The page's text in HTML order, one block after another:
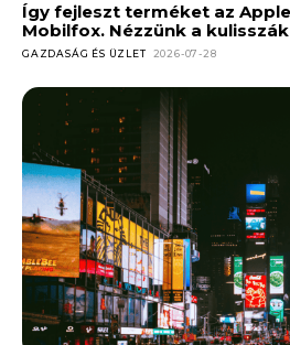
Így fejleszt terméket az
Mobilfox. Nézzünk a
GAZDASÁG ÉS ÜZLET 2026-07-28